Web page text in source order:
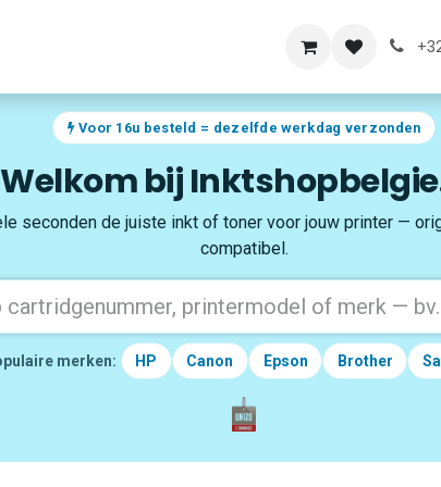
Voor 16u besteld = dezelfde werkdag verzonden
Welkom bij
seconden de juiste inkt of toner voor jouw printer —
compatibel.
merken: HP Canon Epson Brother